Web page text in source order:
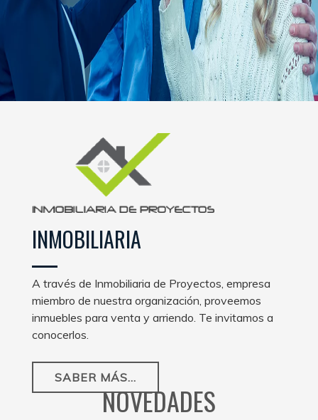
INMOBILIARIA
A través de Inmobiliaria de Proyectos, empresa
miembro de nuestra organización, proveemos
inmuebles para venta y arriendo. Te invitamos a
conocerlos.
SABER MÁS...
NOVEDADES